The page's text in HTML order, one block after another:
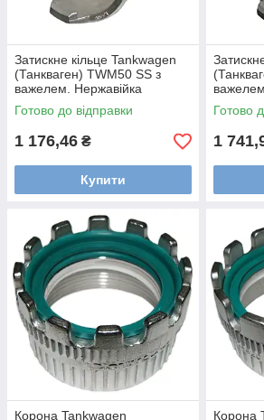
Затискне кільце Tankwagen
(Танкваген) TWM50 SS з
важелем. Нержавійка
Готово до відправки
1 176,46 ₴
Купити
Готово
1
Корона Tankwagen
Корона